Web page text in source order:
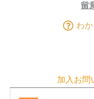
留
わ
加入お問